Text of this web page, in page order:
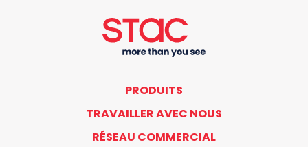
PRODUITS
TRAVAILLER AVEC NOUS
RÉSEAU COMMERCIAL